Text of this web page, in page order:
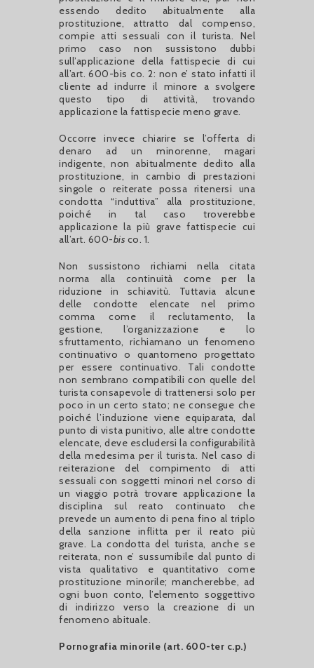
essendo dedito abitualmente alla
prostituzione, attratto dal compenso,
compie atti sessuali con il turista. Nel
primo caso non sussistono dubbi
sull’applicazione della fattispecie di cui
all’art. 600-bis co. 2: non e’ stato infatti il
cliente ad indurre il minore a svolgere
questo tipo di attività, trovando
applicazione la fattispecie meno grave.
Occorre invece chiarire se l’offerta di
denaro ad un minorenne, magari
indigente, non abitualmente dedito alla
prostituzione, in cambio di prestazioni
singole o reiterate possa ritenersi una
condotta “induttiva” alla prostituzione,
poiché in tal caso troverebbe
applicazione la più grave fattispecie cui
all’art. 600-bis co. 1.
Non sussistono richiami nella citata
norma alla continuità come per la
riduzione in schiavitù. Tuttavia alcune
delle condotte elencate nel primo
comma come il reclutamento, la
gestione, l’organizzazione e lo
sfruttamento, richiamano un fenomeno
continuativo o quantomeno progettato
per essere continuativo. Tali condotte
non sembrano compatibili con quelle del
turista consapevole di trattenersi solo per
poco in un certo stato; ne consegue che
poiché l’induzione viene equiparata, dal
punto di vista punitivo, alle altre condotte
elencate, deve escludersi la configurabilità
della medesima per il turista. Nel caso di
reiterazione del compimento di atti
sessuali con soggetti minori nel corso di
un viaggio potrà trovare applicazione la
disciplina sul reato continuato che
prevede un aumento di pena fino al triplo
della sanzione inflitta per il reato più
grave. La condotta del turista, anche se
reiterata, non e’ sussumibile dal punto di
vista qualitativo e quantitativo come
prostituzione minorile; mancherebbe, ad
ogni buon conto, l’elemento soggettivo
di indirizzo verso la creazione di un
fenomeno abituale.
Pornografia minorile (art. 600-ter c.p.)